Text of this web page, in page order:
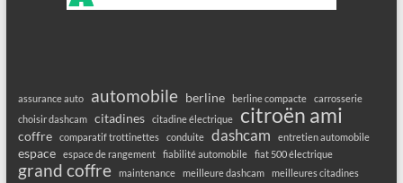
assurance auto automobile berline berline compacte
carrosserie
choisir dashcam
citadines citadine électrique citroën ami
coffre comparatif trottinettes conduite dashcam entretien automobile
espace espace de rangement fiabilité automobile fiat 500 électrique
grand coffre maintenance meilleure dashcam meilleures citadines